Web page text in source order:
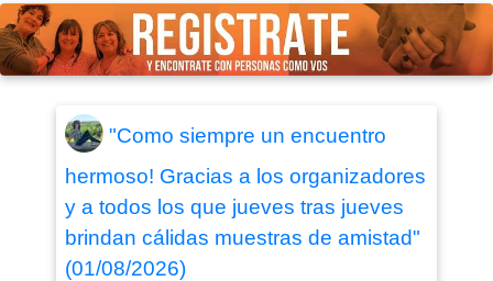
"Como siempre un encuentro
hermoso! Gracias a los organizadores
y a todos los que jueves tras jueves
brindan cálidas muestras de amistad"
(01/08/2026)